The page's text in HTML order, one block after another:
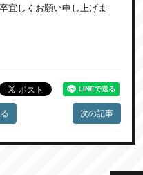
宜しくお願い申し上げま
次の記事